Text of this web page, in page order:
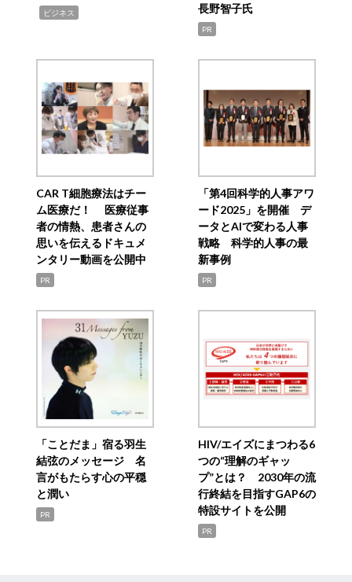
ビジネス
長野智子氏
PR
CAR T細胞療法はチー
ム医療だ！ 医療従事
者の情熱、患者さんの
思いを伝えるドキュメ
ンタリー動画を公開中
PR
「第4回科学的人事アワ
ード2025」を開催 デ
ータとAIで変わる人事
戦略 科学的人事の最
新事例
PR
「ことだま」宿る羽生
結弦のメッセージ 名
言がもたらす心の平穏
と潤い
PR
HIV/エイズにまつわる6
つの“理解のギャッ
プ”とは？ 2030年の流
行終結を目指すGAP6の
特設サイトを公開
PR